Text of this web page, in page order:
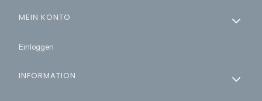
MEIN KONTO
Einloggen
INFORMATION